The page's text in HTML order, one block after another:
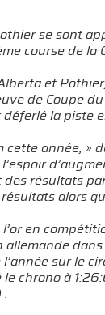
se sont
course de la
et
de Coupe
la piste
cette année, »
des résultats
alors
en
allemande
sur le
chrono à